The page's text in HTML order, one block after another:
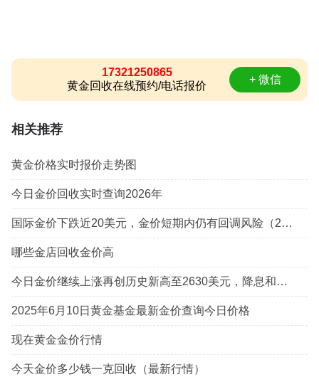
17321250865
黄金回收在线预约/电话报价
+ 微信
相关推荐
黄金价格实时报价走势图
今日金价回收实时查询2026年
国际金价下跌近20美元，金价短期内仍有回调风险（2024年4月8日）
哪些金店回收金价高
今日金价继续上涨再创历史新高至2630美元，降息和地缘仍是推动金价上涨动力
2025年6月10日黄金基金最新金价查询今日价格
现在黄金金价行情
今天金价多少钱一克回收（最新行情）